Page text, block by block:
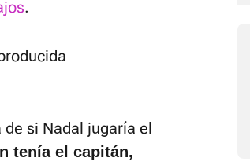
.
si Nadal jugaría el
tenía el capitán,